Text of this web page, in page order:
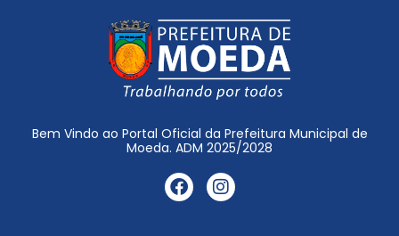
Bem Vindo ao Portal Oficial da Prefeitura Municipal de
Moeda. ADM 2025/2028